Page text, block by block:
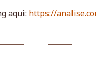
aqui: https://